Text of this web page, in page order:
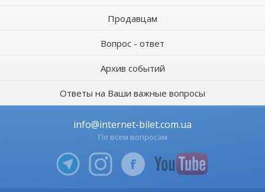
Продавцам
Вопрос - ответ
Архив событий
Ответы на Ваши важные вопросы
info@internet-bilet.com.ua
По всем вопросам